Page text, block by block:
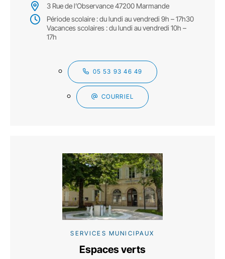
3 Rue de l’Observance 47200 Marmande
Période scolaire : du lundi au vendredi 9h – 17h30
Vacances scolaires : du lundi au vendredi 10h –
17h
05 53 93 46 49
COURRIEL
SERVICES MUNICIPAUX
Espaces verts